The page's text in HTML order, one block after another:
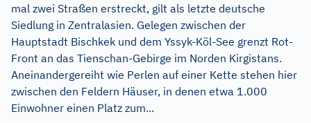
mal zwei Straßen erstreckt, gilt als letzte deutsche
Siedlung in Zentralasien. Gelegen zwischen der
Hauptstadt Bischkek und dem Yssyk-Köl-See grenzt Rot-
Front an das Tienschan-Gebirge im Norden Kirgistans.
Aneinandergereiht wie Perlen auf einer Kette stehen hier
zwischen den Feldern Häuser, in denen etwa 1.000
Einwohner einen Platz zum...